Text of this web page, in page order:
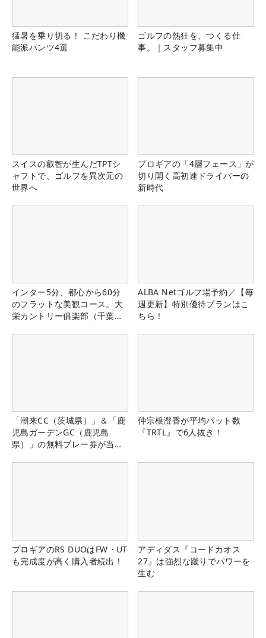
猛暑を乗り切る！ こだわり機
能派パンツ4選
ゴルフの熱狂を、つくる仕
事。｜スタッフ募集中
スイスの叡智が生んだTPTシ
ャフトで、ゴルフを異次元の
世界へ
プロギアの「4層フェース」が
切り開く高初速ドライバーの
新時代
インター5分、都心から60分
のフラットな美観コース。大
栄カントリー俱楽部（千葉
ALBA Netゴルフ場予約／【毎
週更新】特別優待プランはこ
ちら！
「潮来CC（茨城県）」＆「鹿
児島ガーデンGC（鹿児島
県）」の無料プレー券が当た
仲宗根澄香が平均パット数
『TRTL』で6人抜き！
プロギアのRS DUOはFW・UT
も完成度が高く購入者続出！
アディダス『コードカオス
27』は強烈な蹴りでパワーを
生む